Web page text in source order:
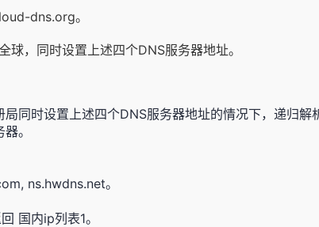
dns.org。
球，同时设置上述四个DNS服务器地址。
同时设置上述四个DNS服务器地址的情况下，递归解
。
ns.hwdns.net。
内ip列表1。